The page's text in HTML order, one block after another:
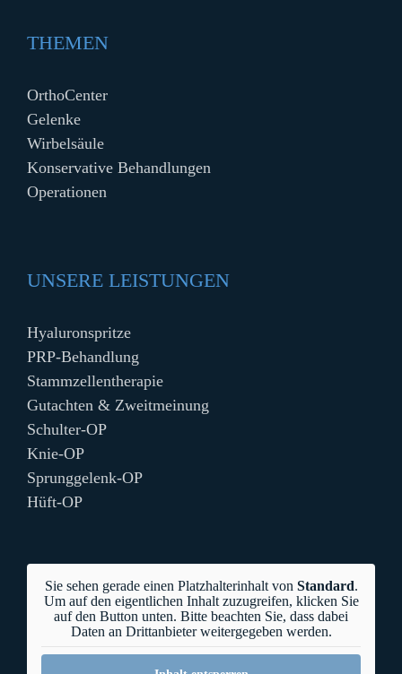
THEMEN
OrthoCenter
Gelenke
Wirbelsäule
Konservative Behandlungen
Operationen
UNSERE LEISTUNGEN
Hyaluronspritze
PRP-Behandlung
Stammzellentherapie
Gutachten & Zweitmeinung
Schulter-OP
Knie-OP
Sprunggelenk-OP
Hüft-OP
Sie sehen gerade einen Platzhalterinhalt von Standard.
Um auf den eigentlichen Inhalt zuzugreifen, klicken Sie
auf den Button unten. Bitte beachten Sie, dass dabei
Daten an Drittanbieter weitergegeben werden.